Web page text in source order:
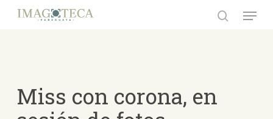
Menu
Miss con corona, en